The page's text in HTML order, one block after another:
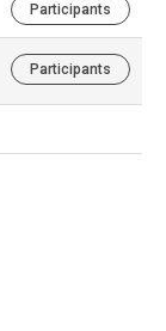
Participants
Participants